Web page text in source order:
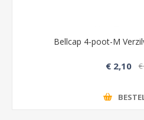
Bellcap 4-poot-M
€ 2,10